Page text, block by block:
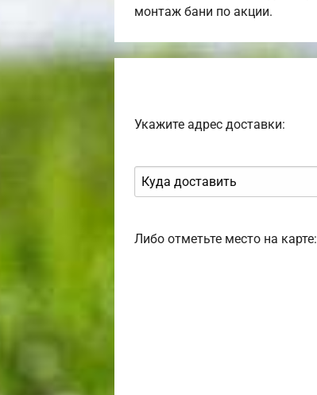
монтаж бани по акции.
Укажите адрес доставки:
Либо отметьте место на карте: